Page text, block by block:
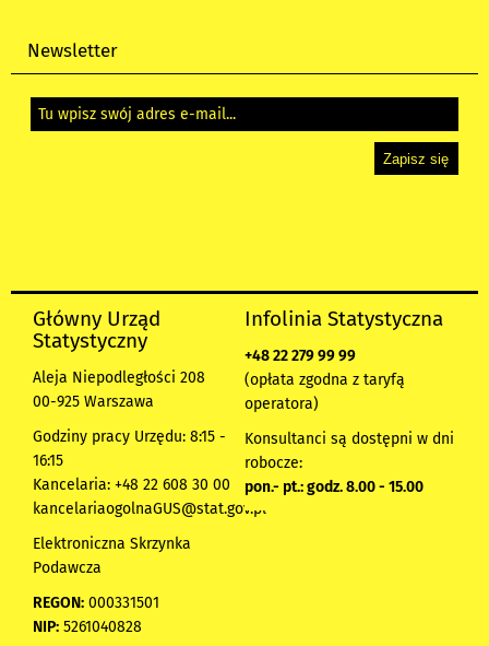
Newsletter
Główny Urząd
Statystyczny
Aleja Niepodległości 208
00-925 Warszawa
Godziny pracy Urzędu: 8:15 -
16:15
Kancelaria: +48 22 608 30 00
kancelariaogolnaGUS@stat.gov.pl
Elektroniczna Skrzynka
Podawcza
REGON: 000331501
NIP: 5261040828
Infolinia Statystyczna
+48 22 279 99 99
(opłata zgodna z taryfą
operatora)
Konsultanci są dostępni w dni
robocze:
pon.- pt.: godz. 8.00 - 15.00